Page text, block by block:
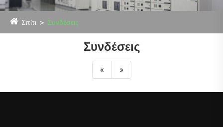
Σπίτι Συνδέσεις
Συνδέσεις
« »